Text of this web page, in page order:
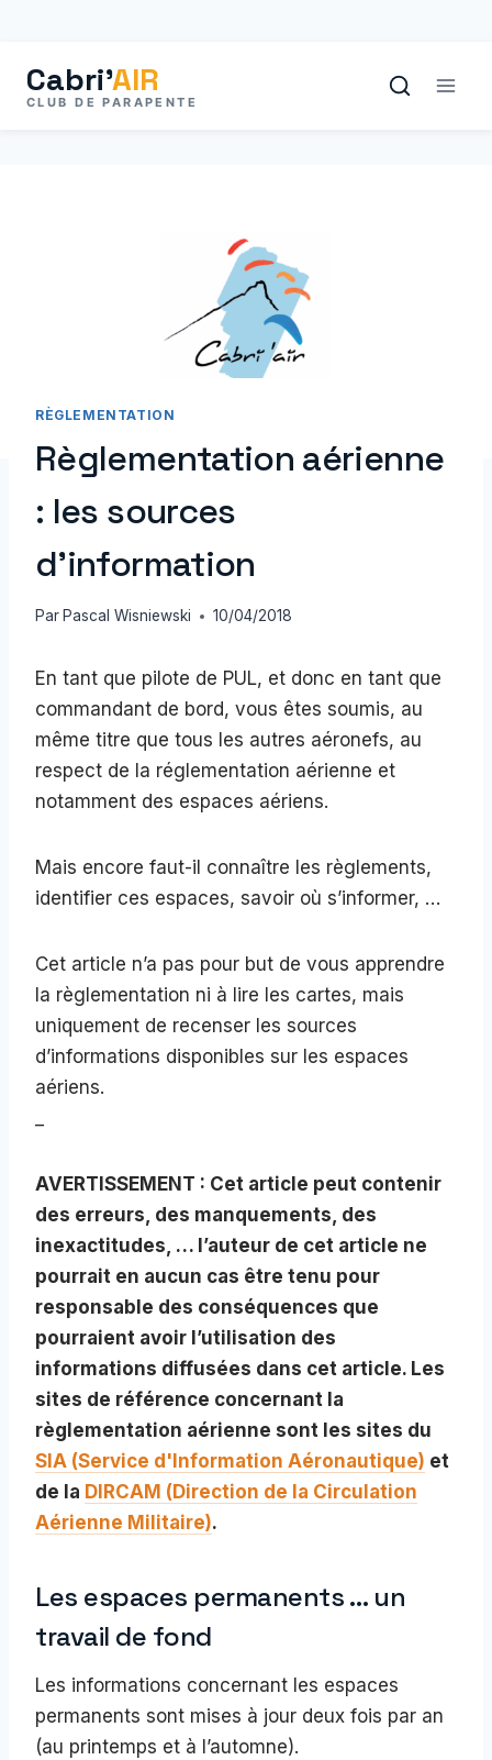
contenu
RÈGLEMENTATION
Règlementation aérienne
: les sources
d’information
Par Pascal Wisniewski 10/04/2018
En tant que pilote de PUL, et donc en tant que
commandant de bord, vous êtes soumis, au
même titre que tous les autres aéronefs, au
respect de la réglementation aérienne et
notamment des espaces aériens.
Mais encore faut-il connaître les règlements,
identifier ces espaces, savoir où s’informer, …
Cet article n’a pas pour but de vous apprendre
la règlementation ni à lire les cartes, mais
uniquement de recenser les sources
d’informations disponibles sur les espaces
aériens.
_
AVERTISSEMENT : Cet article peut contenir
des erreurs, des manquements, des
inexactitudes, … l’auteur de cet article ne
pourrait en aucun cas être tenu pour
responsable des conséquences que
pourraient avoir l’utilisation des
informations diffusées dans cet article. Les
sites de référence concernant la
règlementation aérienne sont les sites du
SIA (Service d'Information Aéronautique) et
de la DIRCAM (Direction de la Circulation
Aérienne Militaire).
Les espaces permanents … un
travail de fond
Les informations concernant les espaces
permanents sont mises à jour deux fois par an
(au printemps et à l’automne).